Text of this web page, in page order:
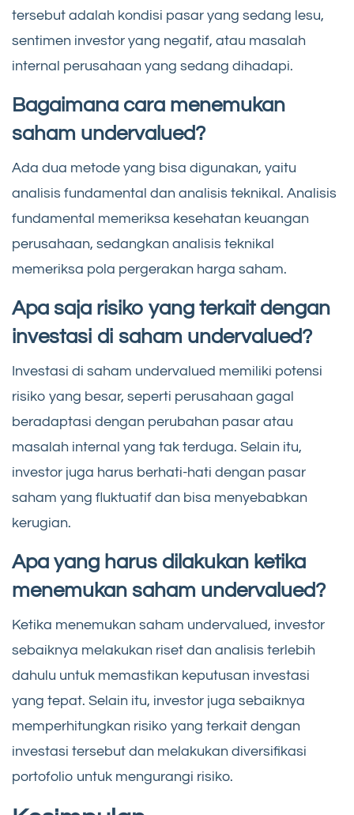
tersebut adalah kondisi pasar yang sedang lesu,
sentimen investor yang negatif, atau masalah
internal perusahaan yang sedang dihadapi.
Bagaimana cara menemukan
saham undervalued?
Ada dua metode yang bisa digunakan, yaitu
analisis fundamental dan analisis teknikal. Analisis
fundamental memeriksa kesehatan keuangan
perusahaan, sedangkan analisis teknikal
memeriksa pola pergerakan harga saham.
Apa saja risiko yang terkait dengan
investasi di saham undervalued?
Investasi di saham undervalued memiliki potensi
risiko yang besar, seperti perusahaan gagal
beradaptasi dengan perubahan pasar atau
masalah internal yang tak terduga. Selain itu,
investor juga harus berhati-hati dengan pasar
saham yang fluktuatif dan bisa menyebabkan
kerugian.
Apa yang harus dilakukan ketika
menemukan saham undervalued?
Ketika menemukan saham undervalued, investor
sebaiknya melakukan riset dan analisis terlebih
dahulu untuk memastikan keputusan investasi
yang tepat. Selain itu, investor juga sebaiknya
memperhitungkan risiko yang terkait dengan
investasi tersebut dan melakukan diversifikasi
portofolio untuk mengurangi risiko.